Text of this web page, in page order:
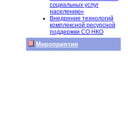
социальных услуг
населению»
Внедрение технологий
комплексной ресурсной
поддержки СО НКО
Мероприятия